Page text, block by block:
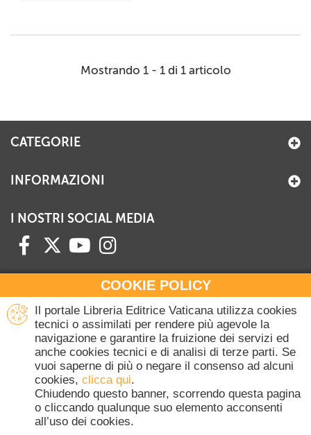
Mostrando 1 - 1 di 1 articolo
COOKIE POLICY
Il portale Libreria Editrice Vaticana utilizza cookies
tecnici o assimilati per rendere più agevole la
navigazione e garantire la fruizione dei servizi ed
anche cookies tecnici e di analisi di terze parti. Se
vuoi saperne di più o negare il consenso ad alcuni
cookies, clicca qui.
Chiudendo questo banner, scorrendo questa pagina
o cliccando qualunque suo elemento acconsenti
all’uso dei cookies.
CATEGORIE
INFORMAZIONI
I NOSTRI SOCIAL MEDIA
HAI BISOGNO DI INFORMAZIONI?
Contattaci all'Ufficio Commerciale
+39 06 698 45780
Lunedì-Giovedì 8-16.30
Venerdì 8-14
(Escluse festività Vaticane)